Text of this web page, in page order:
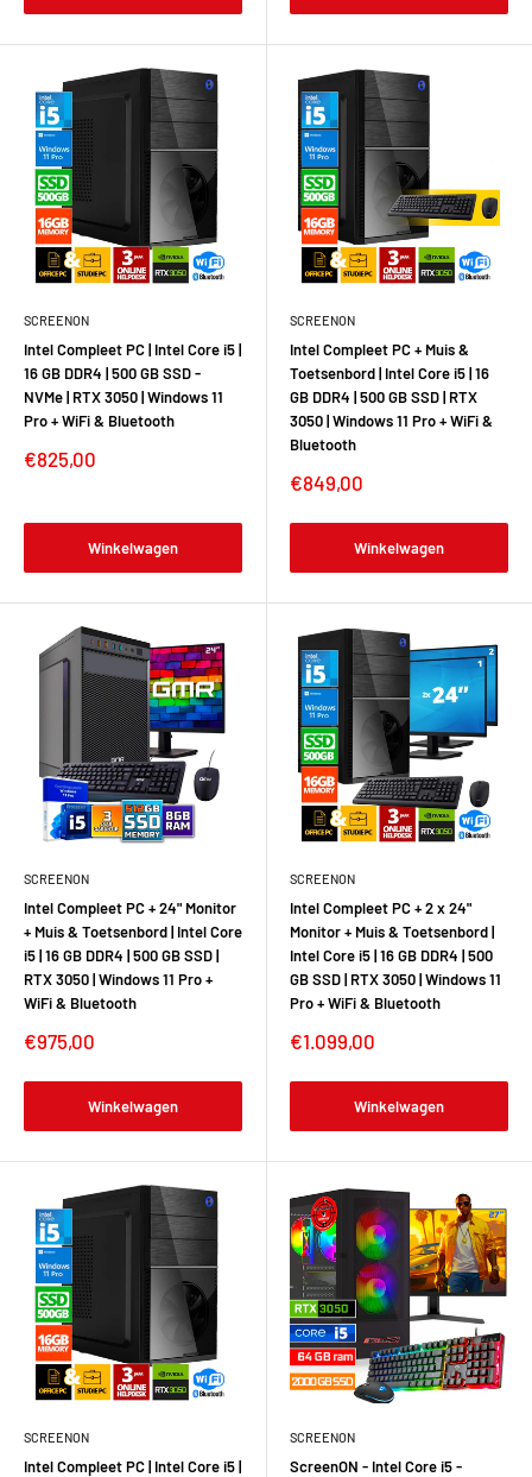
SCREENON
Intel Compleet PC | Intel Core i5 |
16 GB DDR4 | 500 GB SSD -
NVMe | RTX 3050 | Windows 11
Pro + WiFi & Bluetooth
€825,00
Winkelwagen
SCREENON
Intel Compleet PC + Muis &
Toetsenbord | Intel Core i5 | 16
GB DDR4 | 500 GB SSD | RTX
3050 | Windows 11 Pro + WiFi &
Bluetooth
€849,00
Winkelwagen
SCREENON
Intel Compleet PC + 24" Monitor
+ Muis & Toetsenbord | Intel Core
i5 | 16 GB DDR4 | 500 GB SSD |
RTX 3050 | Windows 11 Pro +
WiFi & Bluetooth
€975,00
Winkelwagen
SCREENON
Intel Compleet PC + 2 x 24"
Monitor + Muis & Toetsenbord |
Intel Core i5 | 16 GB DDR4 | 500
GB SSD | RTX 3050 | Windows 11
Pro + WiFi & Bluetooth
€1.099,00
Winkelwagen
SCREENON
Intel Compleet PC | Intel Core i5 |
SCREENON
ScreenON - Intel Core i5 -